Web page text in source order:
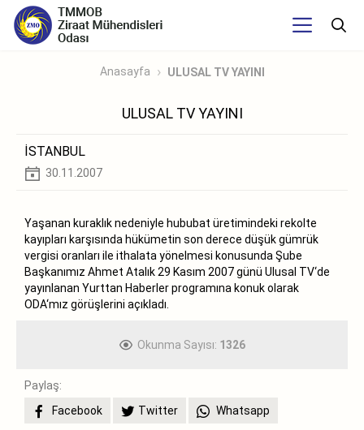
Anasayfa ULUSAL TV YAYINI
ULUSAL TV YAYINI
İSTANBUL
30.11.2007
Yaşanan kuraklık nedeniyle hububat üretimindeki rekolte
kayıpları karşısında hükümetin son derece düşük gümrük
vergisi oranları ile ithalata yönelmesi konusunda Şube
Başkanımız Ahmet Atalık 29 Kasım 2007 günü Ulusal TV‘de
yayınlanan Yurttan Haberler programına konuk olarak
ODA‘mız görüşlerini açıkladı.
Okunma Sayısı: 1326
Paylaş:
Facebook
Twitter Whatsapp